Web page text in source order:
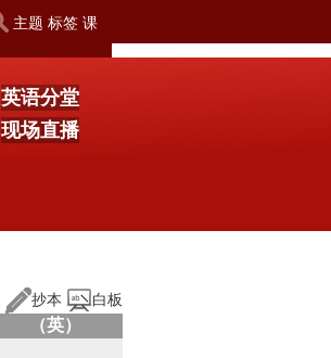
主题 标签 课
英语分堂
现场直播
抄本 白板
（英）